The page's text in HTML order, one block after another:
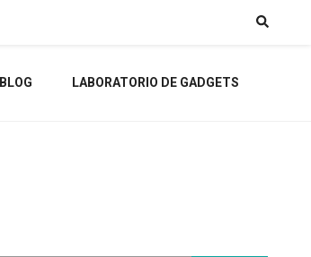
BLOG LABORATORIO DE GADGETS